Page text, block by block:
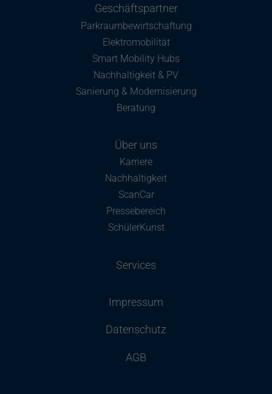
Geschäftspartner
Parkraumbewirtschaftung
Elektromobilität
Smart Mobility Hubs
Nachhaltigkeit & PV
Sanierung & Modernisierung
Beratung
Über uns
Karriere
Nachhaltigkeit
ScanCar
Pressebereich
SchülerKunst
Services
Impressum
Datenschutz
AGB